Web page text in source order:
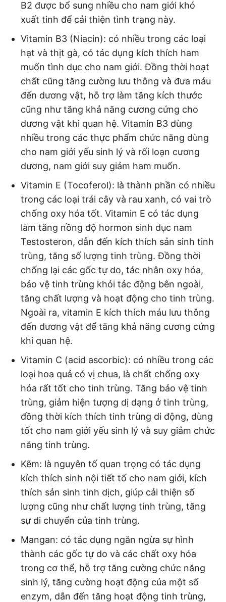
B2 được bổ sung nhiều cho nam giới khó
xuất tinh để cải thiện tình trạng này.
Vitamin B3 (Niacin): có nhiều trong các loại
hạt và thịt gà, có tác dụng kích thích ham
muốn tình dục cho nam giới. Đồng thời hoạt
chất cũng tăng cường lưu thông và đưa máu
đến dương vật, hỗ trợ làm tăng kích thước
cũng như tăng khả năng cương cứng cho
dương vật khi quan hệ. Vitamin B3 dùng
nhiều trong các thực phẩm chức năng dùng
cho nam giới yếu sinh lý và rối loạn cương
dương, nam giới suy giảm ham muốn.
Vitamin E (Tocoferol): là thành phần có nhiều
trong các loại trái cây và rau xanh, có vai trò
chống oxy hóa tốt. Vitamin E có tác dụng
làm tăng nồng độ hormon sinh dục nam
Testosteron, dẫn đến kích thích sản sinh tinh
trùng, tăng số lượng tinh trùng. Đồng thời
chống lại các gốc tự do, tác nhân oxy hóa,
bảo vệ tinh trùng khỏi tác động bên ngoài,
tăng chất lượng và hoạt động cho tinh trùng.
Ngoài ra, vitamin E kích thích máu lưu thông
đến dương vật để tăng khả năng cương cứng
khi quan hệ.
Vitamin C (acid ascorbic): có nhiều trong các
loại hoa quả có vị chua, là chất chống oxy
hóa rất tốt cho tinh trùng. Tăng bảo vệ tinh
trùng, giảm hiện tượng dị dạng ở tinh trùng,
đồng thời kích thích tinh trùng di động, dùng
tốt cho nam giới yếu sinh lý và suy giảm chức
năng tinh trùng.
Kẽm: là nguyên tố quan trọng có tác dụng
kích thích sinh nội tiết tố cho nam giới, kích
thích sản sinh tinh dịch, giúp cải thiện số
lượng cũng như chất lượng tinh trùng, tăng
sự di chuyển của tinh trùng.
Mangan: có tác dụng ngăn ngừa sự hình
thành các gốc tự do và các chất oxy hóa
trong cơ thể, hỗ trợ tăng cường chức năng
sinh lý, tăng cường hoạt động của một số
enzym, dẫn đến tăng hoạt động tinh trùng,